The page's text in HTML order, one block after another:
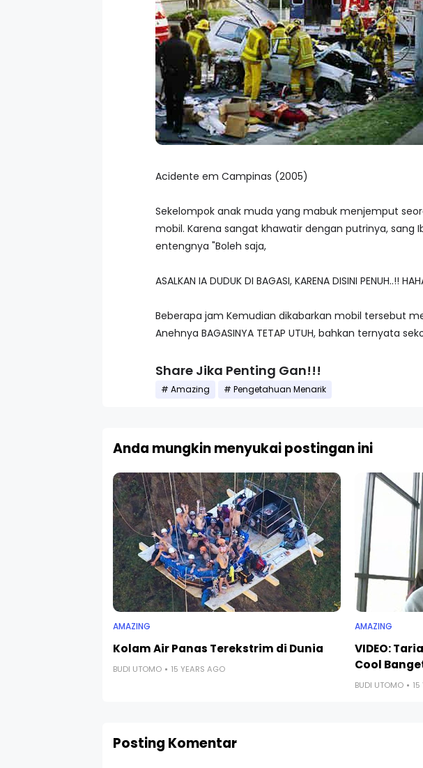
Acidente em Campinas (2005)
Sekelompok anak muda yang mabuk menjemput
mobil. Karena sangat khawatir dengan putrinya,
entengnya "Boleh saja,
ASALKAN IA DUDUK DI BAGASI, KARENA DISINI PENUH..!!
Beberapa jam Kemudian dikabarkan mobil tersebut
Anehnya BAGASINYA TETAP UTUH, bahkan ternyata
Share Jika Penting Gan!!!
Amazing Pengetahuan Menarik
Anda mungkin menyukai postingan ini
AMAZING
Kolam Air Panas Terekstrim di Dunia
BUDI UTOMO 15 YEARS AGO
AMAZING
VIDEO:
Cool
BUDI UTOMO
Posting Komentar